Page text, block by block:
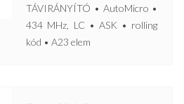
TÁVIRÁNYÍTÓ • AutoMicro •
434 MHz, LC • ASK • rolling
kód • A23 elem